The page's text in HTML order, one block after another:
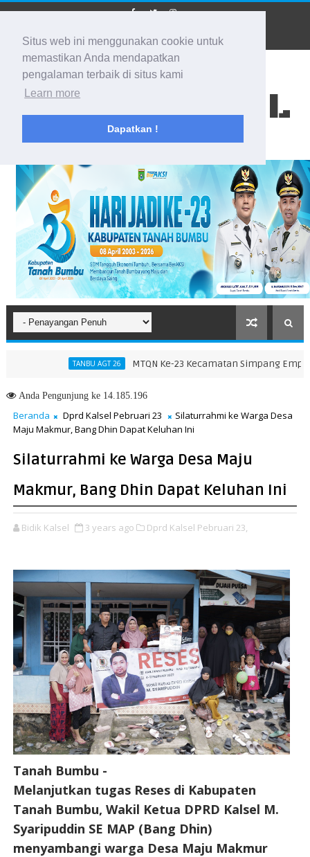
Situs web ini menggunakan cookie untuk
memastikan Anda mendapatkan
pengalaman terbaik di situs kami
Learn more
Dapatkan !
BIDIK KALSEL
Membidik Ke Segala Arah
TANBU AGT 26 MTQN Ke-23 Kecamatan Simpang Empat:
AndaPengunjung ke 14.185.196
Beranda Dprd Kalsel Pebruari 23
Silaturrahmi ke Warga Desa
Maju Makmur, Bang Dhin Dapat Keluhan Ini
Silaturrahmi ke Warga Desa Maju
Makmur, Bang Dhin Dapat Keluhan Ini
Bidik Kalsel 3 years ago Dprd Kalsel Pebruari 23,
Tanah Bumbu -
Melanjutkan tugas Reses di Kabupaten
Tanah Bumbu, Wakil Ketua DPRD Kalsel M.
Syaripuddin SE MAP (Bang Dhin)
menyambangi warga Desa Maju Makmur